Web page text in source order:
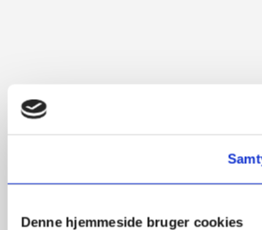
Denne hjemmeside bruger cookies